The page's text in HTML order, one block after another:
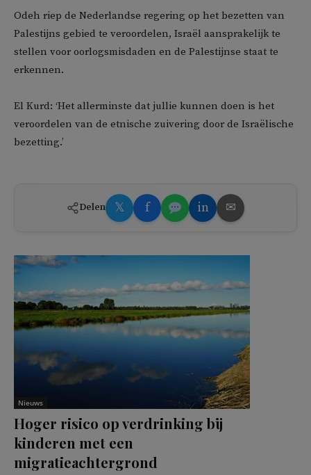
Odeh riep de Nederlandse regering op het bezetten van
Palestijns gebied te veroordelen, Israël aansprakelijk te
stellen voor oorlogsmisdaden en de Palestijnse staat te
erkennen.
El Kurd: ‘Het allerminste dat jullie kunnen doen is het
veroordelen van de etnische zuivering door de Israëlische
bezetting.’
Delen 𝕏 f in ✉
Nieuws
Hoger risico op verdrinking bij
kinderen met een
migratieachtergrond